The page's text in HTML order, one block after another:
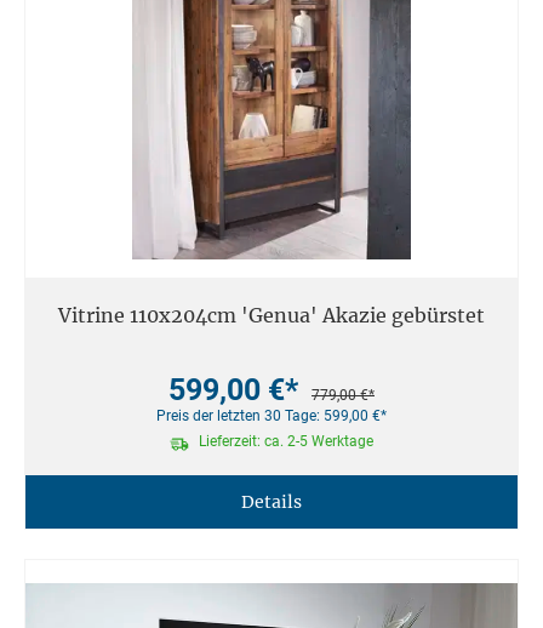
Vitrine 110x204cm 'Genua' Akazie gebürstet
599,00 €*
779,00 €*
Preis der letzten 30 Tage: 599,00 €*
Lieferzeit: ca. 2-5 Werktage
Details